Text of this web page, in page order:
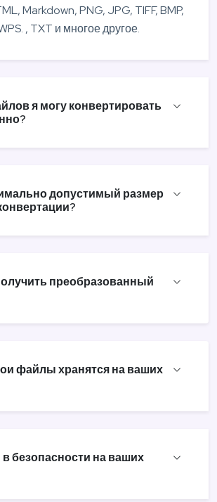
Markdown, PNG, JPG, TIFF, BMP,
, TXT и многое другое.
я могу конвертировать
допустимый размер
преобразованный
файлы хранятся на ваших
безопасности на ваших